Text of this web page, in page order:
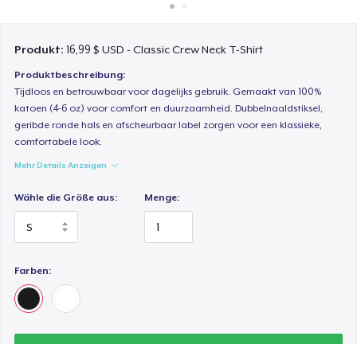
Produkt:16,99 $ USD - Classic Crew Neck T-Shirt
Produktbeschreibung:
Tijdloos en betrouwbaar voor dagelijks gebruik. Gemaakt van 100%
katoen (4-6 oz) voor comfort en duurzaamheid. Dubbelnaaldstiksel,
geribde ronde hals en afscheurbaar label zorgen voor een klassieke,
comfortabele look.
Mehr Details Anzeigen
Wähle die Größe aus: Menge:
Farben: